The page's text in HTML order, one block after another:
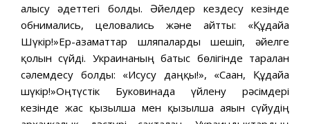
алысу әдеттегі болды. Әйелдер кездесу кезінде
обнимались, целовались және айтты: «Құдайға
Шүкір!»Ер-азаматтар шляпаларды шешіп, әйелге
қолын сүйді. Украинаның батыс бөлігінде таралған
сәлемдесу болды: «Исусу даңқы!», «Саған, Құдайға
шүкір!»Оңтүстік Буковинада үйлену рәсімдері
кезінде жас қызылша мен қызылша аяғын сүйудің